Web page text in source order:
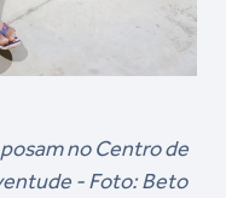
no Centro de
- Foto: Beto